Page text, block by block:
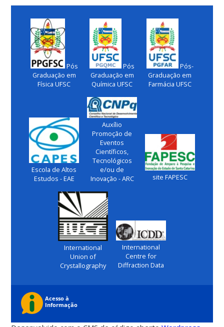
Pós
Graduação em
Física UFSC
Pós
Graduação em
Química UFSC
Pós-
Graduação em
Farmácia UFSC
Escola de Altos
Estudos - EAE
Auxílio
Promoção de
Eventos
Científicos,
Tecnológicos
e/ou de
Inovação - ARC
site FAPESC
International
Union of
Crystallography
International
Centre for
Diffraction Data